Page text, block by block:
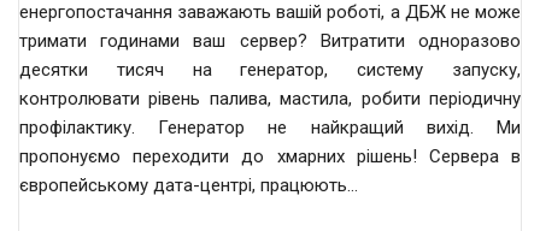
енергопостачання заважають вашій роботі, а ДБЖ не може
тримати годинами ваш сервер? Витратити одноразово
десятки тисяч на генератор, систему запуску,
контролювати рівень палива, мастила, робити періодичну
профілактику. Генератор не найкращий вихід. Ми
пропонуємо переходити до хмарних рішень! Сервера в
європейському дата-центрі, працюють…